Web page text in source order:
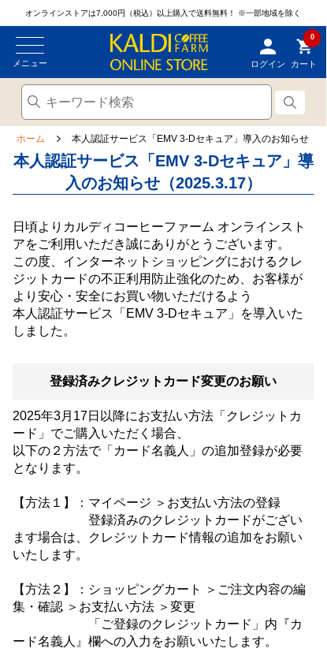
オンラインストアは7,000円（税込）以上購入で送料無料！ ※一部地域を除く
メニュー ログイン
0
カート
ホーム 本人認証サービス「EMV 3-Dセキュア」導入のお知らせ
本人認証サービス「EMV 3-Dセキュア」導
入のお知らせ（2025.3.17）
日頃よりカルディコーヒーファーム オンラインスト
アをご利用いただき誠にありがとうございます。
この度、インターネットショッピングにおけるクレ
ジットカードの不正利用防止強化のため、お客様が
より安心・安全にお買い物いただけるよう
本人認証サービス「EMV 3-Dセキュア」を導入いた
しました。
登録済みクレジットカード変更のお願い
2025年3月17日以降にお支払い方法「クレジットカ
ード」でご購入いただく場合、
以下の２方法で「カード名義人」の追加登録が必要
となります。
【方法１】：マイページ ＞お支払い方法の登録
登録済みのクレジットカードがござい
ます場合は、クレジットカード情報の追加をお願い
いたします。
【方法２】：ショッピングカート ＞ご注文内容の編
集・確認 ＞お支払い方法 ＞変更
「ご登録のクレジットカード」内『カ
ード名義人』欄への入力をお願いいたします。